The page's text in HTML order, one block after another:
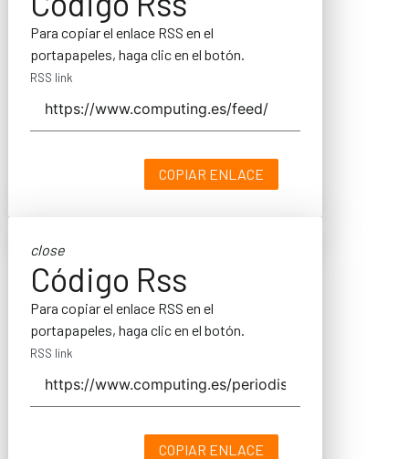
Para copiar el enlace RSS en el
portapapeles, haga clic en el botón.
RSS link
COPIAR ENLACE
close
Código Rss
Para copiar el enlace RSS en el
portapapeles, haga clic en el botón.
RSS link
COPIAR ENLACE